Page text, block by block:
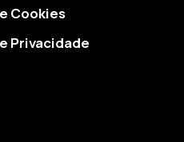
Cookies
Privacidade